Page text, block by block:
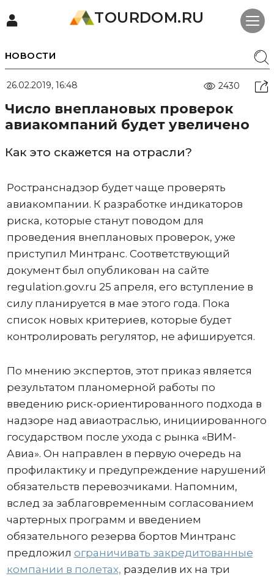
TOURDOM.RU
НОВОСТИ
26.02.2019, 16:48 2430
Число внеплановых проверок
авиакомпаний будет увеличено
Как это скажется на отрасли?
Ространснадзор будет чаще проверять
авиакомпании. К разработке индикаторов
риска, которые станут поводом для
проведения внеплановых проверок, уже
приступил Минтранс. Соответствующий
документ был опубликован на сайте
regulation.gov.ru 25 апреля, его вступление в
силу планируется в мае этого года. Пока
список новых критериев, которые будет
контролировать регулятор, не афишируется.
По мнению экспертов, этот приказ является
результатом планомерной работы по
введению риск-ориентированного подхода в
надзоре над авиаотраслью, инициированного
государством после ухода с рынка «ВИМ-
Авиа». Он направлен в первую очередь на
профилактику и предупреждение нарушений
обязательств перевозчиками. Напомним,
вслед за заблаговременным согласованием
чартерных программ и введением
обязательного резерва бортов Минтранс
предложил ограничивать закредитованные
компании в полетах, разделив их на три